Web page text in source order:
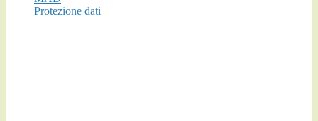
Protezione dati